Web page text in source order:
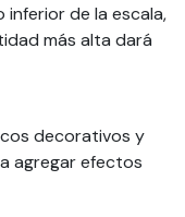
inferior de la escala,
más alta dará
decorativos y
agregar efectos